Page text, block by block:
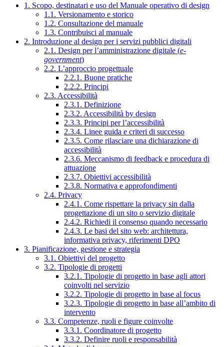
1. Scopo, destinatari e uso del Manuale operativo di design
1.1. Versionamento e storico
1.2. Consultazione del manuale
1.3. Contribuisci al manuale
2. Introduzione al design per i servizi pubblici digitali
2.1. Design per l’amministrazione digitale (e-
government)
2.2. L’approccio progettuale
2.2.1. Buone pratiche
2.2.2. Principi
2.3. Accessibilità
2.3.1. Definizione
2.3.2. Accessibilità by design
2.3.3. Principi per l’accessibilità
2.3.4. Linee guida e criteri di successo
2.3.5. Come rilasciare una dichiarazione di
accessibilità
2.3.6. Meccanismo di feedback e procedura di
attuazione
2.3.7. Obiettivi accessibilità
2.3.8. Normativa e approfondimenti
2.4. Privacy
2.4.1. Come rispettare la privacy sin dalla
progettazione di un sito o servizio digitale
2.4.2. Richiedi il consenso quando necessario
2.4.3. Le basi del sito web: architettura,
informativa privacy, riferimenti DPO
3. Pianificazione, gestione e strategia
3.1. Obiettivi del progetto
3.2. Tipologie di progetti
3.2.1. Tipologie di progetto in base agli attori
coinvolti nel servizio
3.2.2. Tipologie di progetto in base al focus
3.2.3. Tipologie di progetto in base all’ambito di
intervento
3.3. Competenze, ruoli e figure coinvolte
3.3.1. Coordinatore di progetto
3.3.2. Definire ruoli e responsabilità